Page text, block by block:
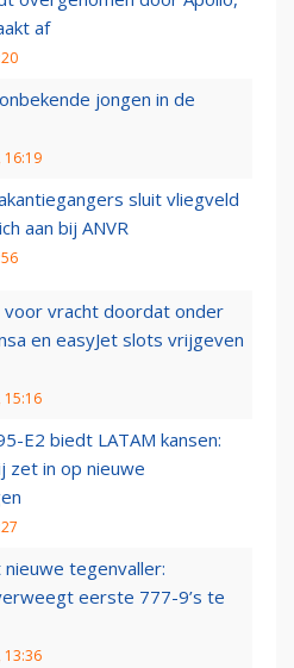
af
jongen in de
16:19
sluit vliegveld
aan bij ANVR
vracht doordat onder
en easyJet slots vrijgeven
15:16
E2 biedt LATAM kansen:
zet in op nieuwe
tegenvaller:
eerste 777-9’s te
13:36